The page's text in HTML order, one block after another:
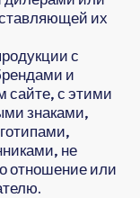
их
с
и
сайте, с этими
знаками,
не
отношение или